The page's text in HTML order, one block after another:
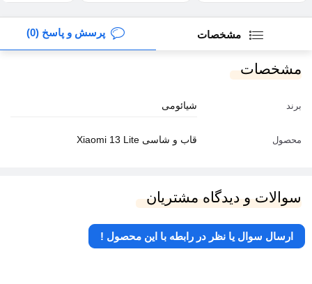
مشخصات پرسش و پاسخ (0)
مشخصات
برند شیائومی
محصول قاب و شاسی Xiaomi 13 Lite
سوالات و دیدگاه مشتریان
ارسال سوال یا نظر در رابطه با این محصول !